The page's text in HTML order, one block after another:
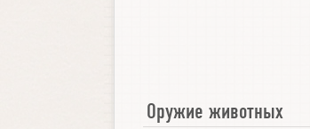
Оружие животных